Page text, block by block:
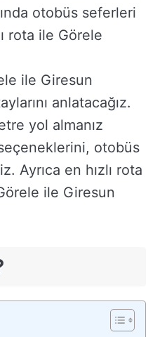
otobüs seferleri
rota ile Görele
ile Giresun
anlatacağız.
yol almanız
otobüs
Ayrıca en hızlı rota
ile Giresun